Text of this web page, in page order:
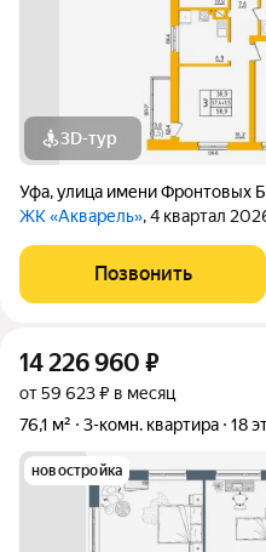
3D-тур
Уфа,улица имени Фронтовых
ЖК «Акварель», 4 квартал
Позвонить
14 226 960 ₽
от 59 623 ₽ в месяц
76,1 м²
3-комн. квартира 18
новостройка